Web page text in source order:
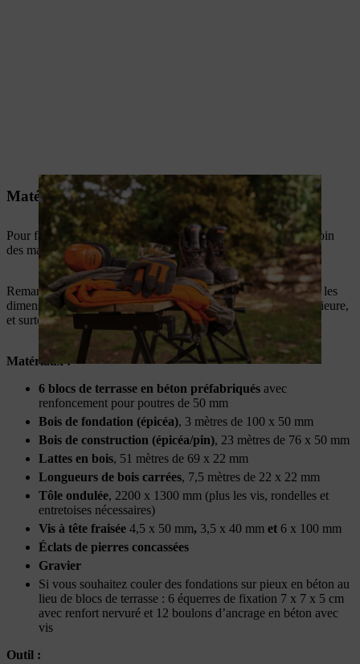
Matériaux et outils
Pour fabriquer un abri pour bois de chauffage, vous aurez besoin
des matériels et outils suivants.
Remarque : si votre magasin de bricolage n’a pas de bois dans les
dimensions exactes indiquées ci-dessous, prenez la taille supérieure,
et surtout pas la taille inférieure.
Matériaux :
6 blocs de terrasse en béton préfabriqués avec
renfoncement pour poutres de 50 mm
Bois de fondation (épicéa), 3 mètres de 100 x 50 mm
Bois de construction (épicéa/pin), 23 mètres de 76 x 50 mm
Lattes en bois, 51 mètres de 69 x 22 mm
Longueurs de bois carrées, 7,5 mètres de 22 x 22 mm
Tôle ondulée, 2200 x 1300 mm (plus les vis, rondelles et
entretoises nécessaires)
Vis à tête fraisée 4,5 x 50 mm, 3,5 x 40 mm et 6 x 100 mm
Éclats de pierres concassées
Gravier
Si vous souhaitez couler des fondations sur pieux en béton au
lieu de blocs de terrasse : 6 équerres de fixation 7 x 7 x 5 cm
avec renfort nervuré et 12 boulons d’ancrage en béton avec
vis
Outil :